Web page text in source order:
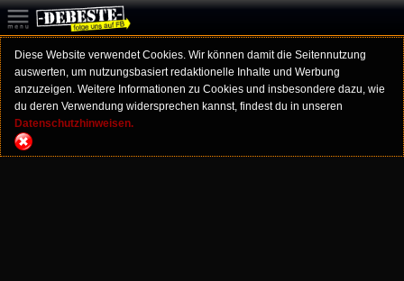
Diese Website verwendet Cookies. Wir können damit die Seitennutzung
auswerten, um nutzungsbasiert redaktionelle Inhalte und Werbung
anzuzeigen. Weitere Informationen zu Cookies und insbesondere dazu, wie
du deren Verwendung widersprechen kannst, findest du in unseren
Datenschutzhinweisen.